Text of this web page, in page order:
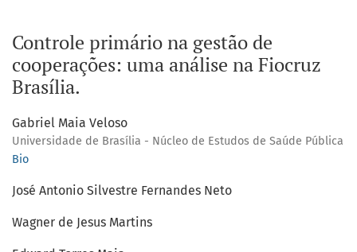
Controle primário na gestão de
cooperações: uma análise na Fiocruz
Brasília.
Gabriel Maia Veloso
Universidade de Brasília - Núcleo de Estudos de Saúde Pública
Bio
José Antonio Silvestre Fernandes Neto
Wagner de Jesus Martins